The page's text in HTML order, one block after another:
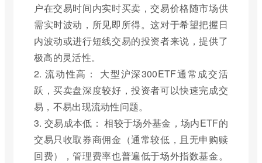
户在交易时间内实时买卖，交易价格随市场供
需实时波动，所见即所得。这对于希望把握日
内波动或进行短线交易的投资者来说，提供了
极高的灵活性。
2. 流动性高： 大型沪深300ETF通常成交活
跃，买卖盘深度较好，投资者可以快速完成交
易，不易出现流动性问题。
3. 交易成本低： 相较于场外基金，场内ETF的
交易只收取券商佣金（通常较低，且无申购赎
回费），管理费率也普遍低于场外指数基金。